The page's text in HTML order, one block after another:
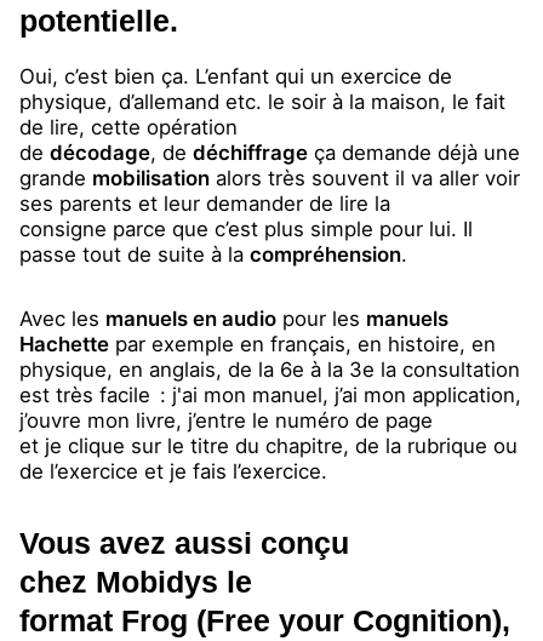
potentielle.
Oui, c’est bien ça. L’enfant qui un exercice de
physique, d’allemand etc. le soir à la maison, le fait
de lire, cette opération
de décodage, de déchiffrage ça demande déjà une
grande mobilisation alors très souvent il va aller voir
ses parents et leur demander de lire la
consigne parce que c’est plus simple pour lui. Il
passe tout de suite à la compréhension.
Avec les manuels en audio pour les manuels
Hachette par exemple en français, en histoire, en
physique, en anglais, de la 6e à la 3e la consultation
est très facile : j'ai mon manuel, j’ai mon application,
j’ouvre mon livre, j’entre le numéro de page
et je clique sur le titre du chapitre, de la rubrique ou
de l’exercice et je fais l’exercice.
Vous avez aussi conçu
chez Mobidys le
format Frog (Free your Cognition),